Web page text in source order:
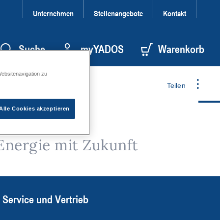
Unternehmen Stellenangebote Kontakt
Suche myYADOS Warenkorb
Teilen
mit Zukunft
Service und Vertrieb
zu
Cookies akzeptieren